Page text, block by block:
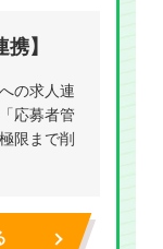
】
の求人連
応募者管
限まで削